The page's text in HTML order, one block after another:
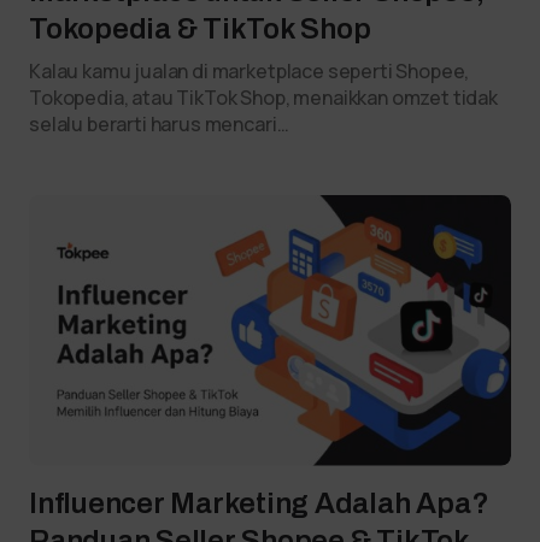
Tokopedia & TikTok Shop
Kalau kamu jualan di marketplace seperti Shopee,
Tokopedia, atau TikTok Shop, menaikkan omzet tidak
selalu berarti harus mencari…
Influencer Marketing Adalah Apa?